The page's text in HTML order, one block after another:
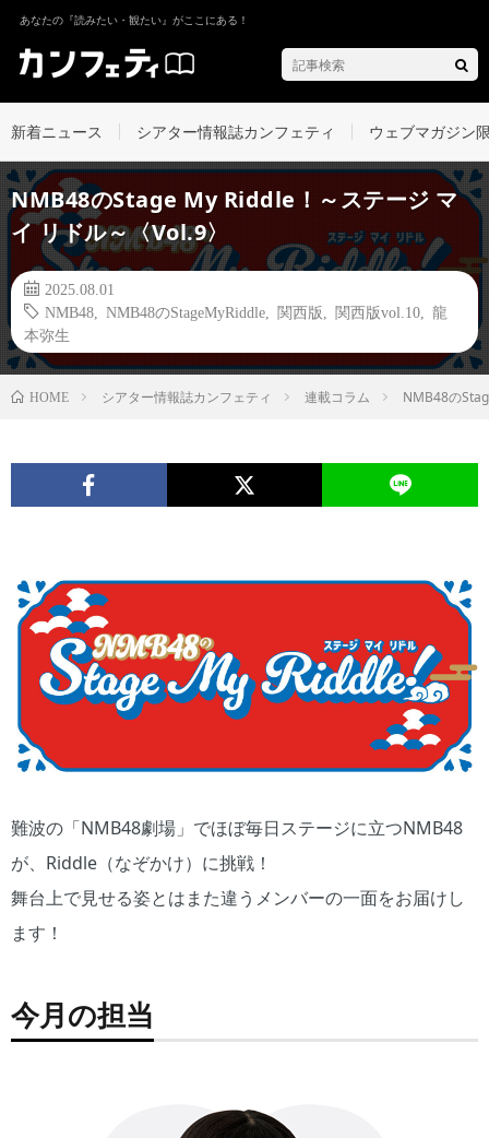
あなたの『読みたい・観たい』がここにある！
新着ニュース シアター情報誌カンフェティ ウェブマガジン
NMB48のStage My Riddle！～ステージ マ
イ リドル～〈Vol.9〉
2025.08.01
NMB48
NMB48のStageMyRiddle 関西版 関西版vol.10
龍
本弥生
HOME シアター情報誌カンフェティ 連載コラム NMB48の
難波の「NMB48劇場」でほぼ毎日ステージに立つNMB48
が、Riddle（なぞかけ）に挑戦！
舞台上で見せる姿とはまた違うメンバーの一面をお届けし
ます！
今月の担当